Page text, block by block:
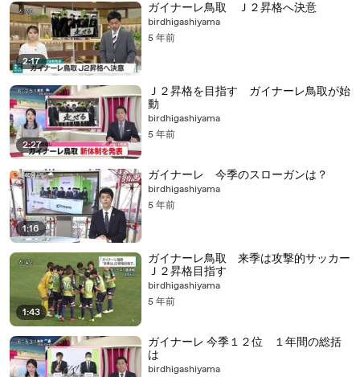
2:17
ガイナーレ鳥取 Ｊ２昇格へ決意
birdhigashiyama
5 年前
2:27
Ｊ２昇格を目指す ガイナーレ鳥取が始
動
birdhigashiyama
5 年前
1:16
ガイナーレ 今季のスローガンは？
birdhigashiyama
5 年前
1:43
ガイナーレ鳥取 来季は攻撃的サッカー
Ｊ２昇格目指す
birdhigashiyama
5 年前
ガイナーレ 今季１２位 １年間の総括
は
birdhigashiyama